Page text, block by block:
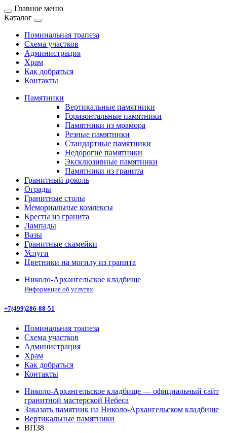
Главное меню
Каталог
Поминальная трапеза
Схема участков
Администрация
Храм
Как добраться
Контакты
Памятники
Вертикальные памятники
Горизонтальные памятники
Памятники из мрамора
Резные памятники
Стандартные памятники
Недорогие памятники
Эксклюзивные памятники
Памятники из гранита
Гранитный цоколь
Ограды
Гранитные столы
Мемориальные комлексы
Кресты из гранита
Лампады
Вазы
Гранитные скамейки
Услуги
Цветники на могилу из гранита
Николо-Архангельское кладбище
Информация об услугах
+7(499)286-88-51
Поминальная трапеза
Схема участков
Администрация
Храм
Как добраться
Контакты
Николо-Архангельское кладбище — официальный сайт
гранитной мастерской Небеса
Заказать памятник на Николо-Архангельском кладбище
Вертикальные памятники
ВП38